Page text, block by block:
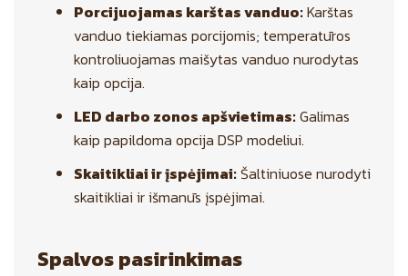
Porcijuojamas karštas vanduo:Karštas
vanduo tiekiamas porcijomis; temperatūros
kontroliuojamas maišytas vanduo nurodytas
kaip opcija.
LED darbo zonos apšvietimas:Galimas
kaip papildoma opcija DSP modeliui.
Skaitikliai ir įspėjimai:Šaltiniuose nurodyti
skaitikliai ir išmanūs įspėjimai.
Spalvos pasirinkimas